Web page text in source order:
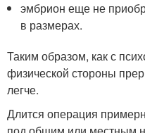
эмбрион еще не
в размерах.
Таким образом, как с
физической стороны
легче.
Длится операция